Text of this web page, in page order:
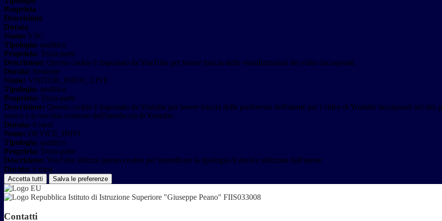
Proprieta
Descrizione
Durata
Nome: YSC
Tipologia: analitico
Proprieta: Terza-parte
Descrizione: Questo cookie è impostato da YouTube per tenere traccia delle visualizzazioni dei video incorporati.
Durata: Sessione
Nome: VISITOR_INFO1_LIVE
Tipologia: analitico
Proprieta: Terza-parte
Descrizione: Questo cookie è impostato da Youtube per tenere traccia delle preferenze dell'utente per i video di Youtube incorporati nei
nuova o la vecchia versione dell'interfaccia di Youtube.
Durata: 6 mesi
Nome: DEVICE_INFO
Tipologia: analitico
Proprieta: Terza-parte
Descrizione: YouTube utilizza questo cookie per identificare la tipologia di device utilizzata dall'utente
Durata: 6 mesi
Accetta tutti Salva le preferenze
Istituto di Istruzione Superiore "Giuseppe Peano" FIIS033008
Contatti